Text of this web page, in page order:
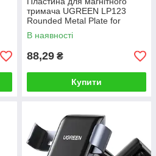
тримача UGREEN LP123
Rounded Metal Plate for
Magnetic Phone Stand 2 Pack
(Black)
В наявності
88,29 ₴
Купити